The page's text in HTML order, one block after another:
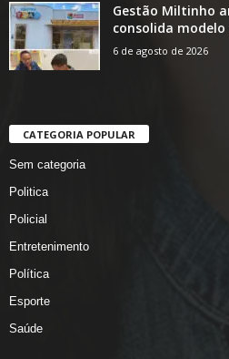
Gestão Miltinho
consolida modelo
6 de agosto de 2026
CATEGORIA POPULAR
Sem categoria
Politica
Policial
Entretenimento
Política
Esporte
Saúde